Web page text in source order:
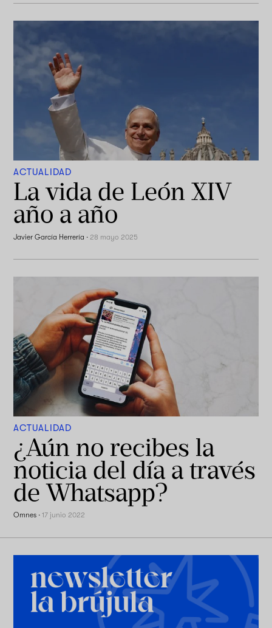
ACTUALIDAD
La vida de León XIV
año a año
Javier García Herrería · 28 mayo 2025
ACTUALIDAD
¿Aún no recibes la
noticia del día a través
de Whatsapp?
Omnes ·17 junio 2022